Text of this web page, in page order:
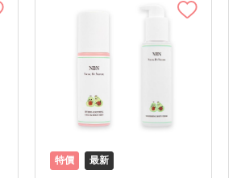
特價 最新